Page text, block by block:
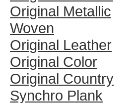
Original Metallic
Woven
Original Leather
Original Color
Original Country
Synchro Plank